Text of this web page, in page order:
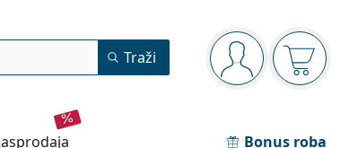
Navigacijska ploča
ste prijavljeni
Traži
rasprodaja Bonus roba